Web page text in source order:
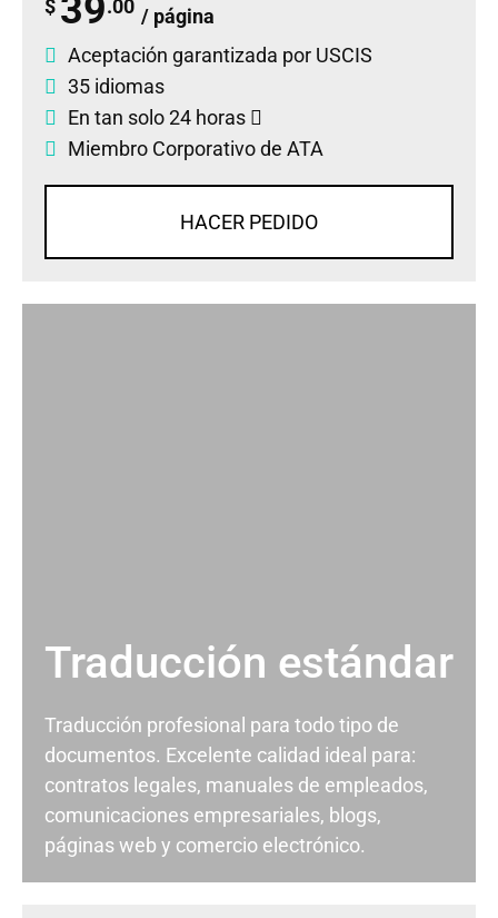
$ 39.00 / página
Aceptación garantizada por USCIS
35 idiomas
En tan solo 24 horas
Miembro Corporativo de ATA
HACER PEDIDO
Traducción estándar
Traducción profesional para todo tipo de
documentos. Excelente calidad ideal para:
contratos legales, manuales de empleados,
comunicaciones empresariales, blogs,
páginas web y comercio electrónico.